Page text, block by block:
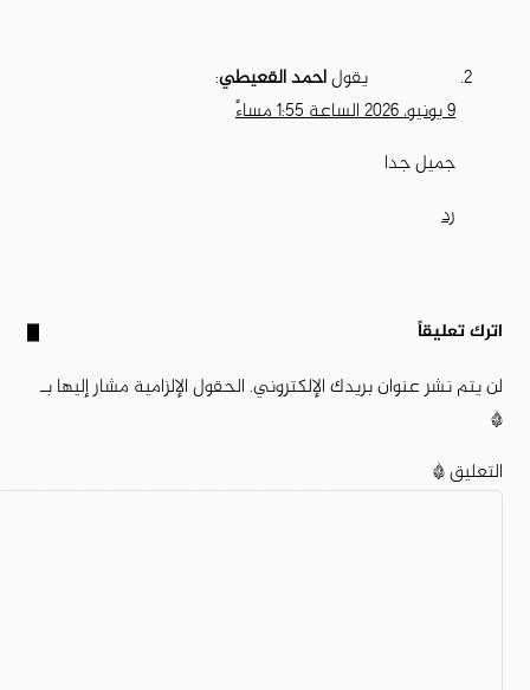
يقول احمد القعيطي:
9 يونيو، 2026 الساعة 1:55 مساءً
جميل جدا
رد
اترك تعليقاً
لن يتم نشر عنوان بريدك الإلكتروني. الحقول الإلزامية مشار إليها بـ
*
التعليق*